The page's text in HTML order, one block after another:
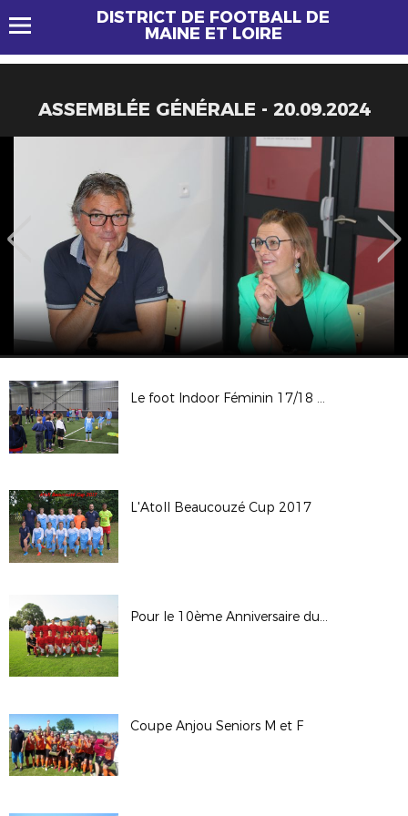
DISTRICT DE FOOTBALL DE
MAINE ET LOIRE
ASSEMBLÉE GÉNÉRALE - 20.09.2024
Le foot Indoor Féminin 17/18 ACTE 1
L'Atoll Beaucouzé Cup 2017
Pour le 10ème Anniversaire du Tournoi « Tous le Même But », Saumur OFC inscrit son nom au palmarès !!!
Coupe Anjou Seniors M et F